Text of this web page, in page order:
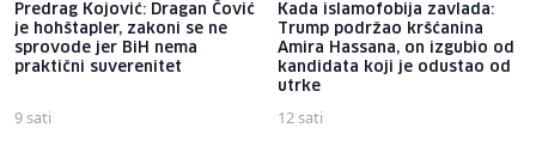
Predrag Kojović: Dragan Čović
je hohštapler, zakoni se ne
sprovode jer BiH nema
praktični suverenitet
9 sati
Kada islamofobija zavlada:
Trump podržao kršćanina
Amira Hassana, on izgubio od
kandidata koji je odustao od
utrke
12 sati